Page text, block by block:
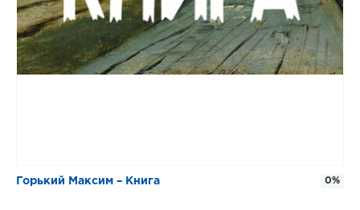
Горький Максим – Книга 0%